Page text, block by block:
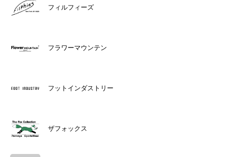
フィルフィーズ
フラワーマウンテン
フットインダストリー
ザフォックス